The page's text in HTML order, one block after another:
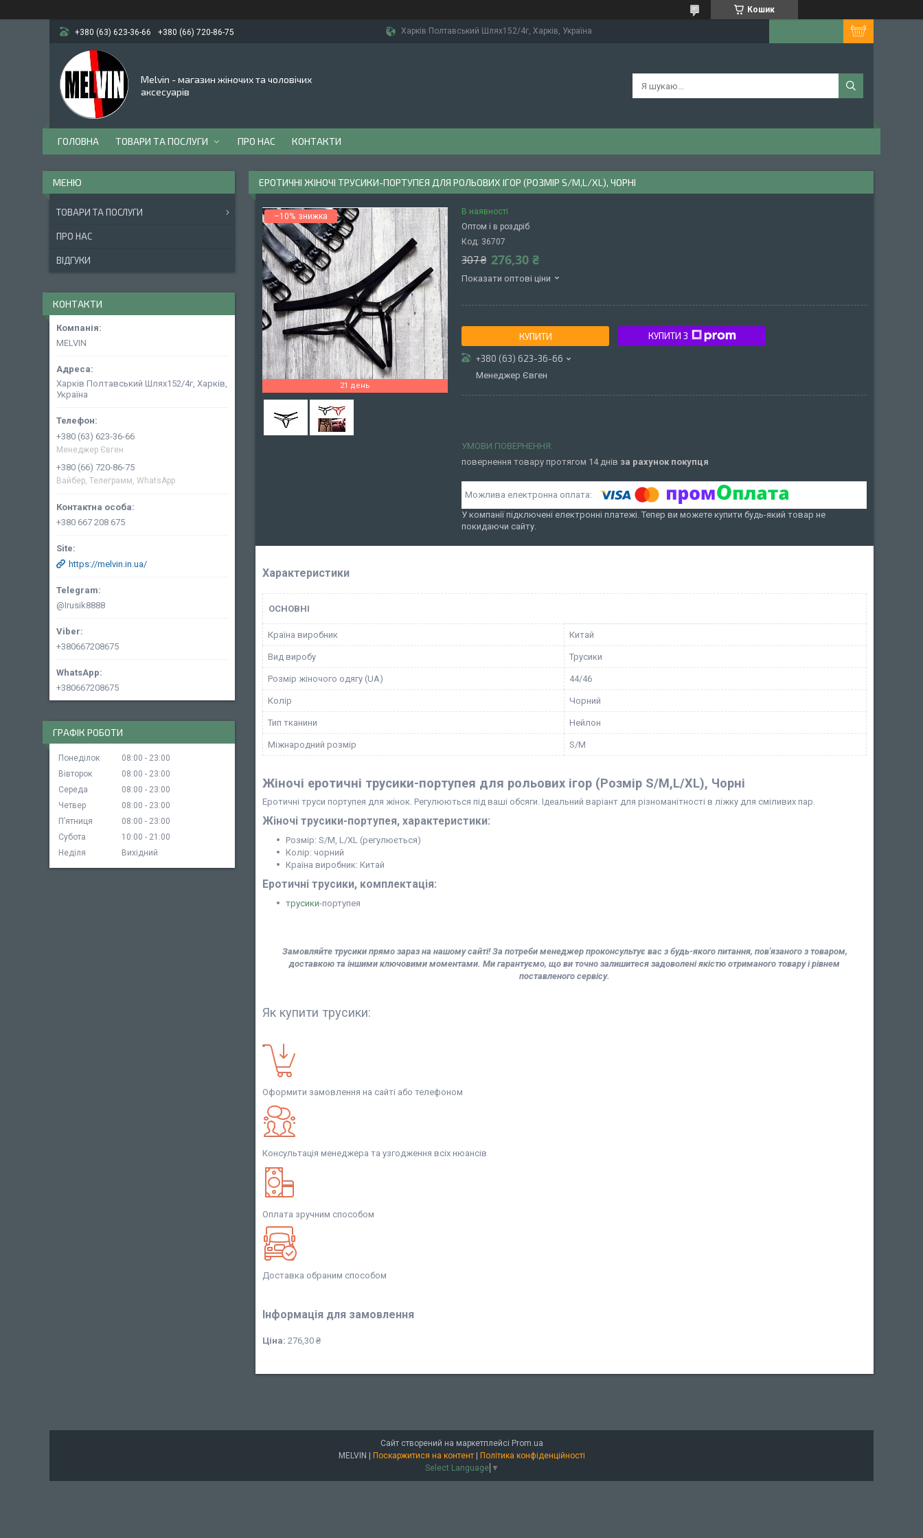
Кошик
+380 (63) 623-36-66 +380 (66) 720-86-75 Харків Полтавський Шлях152/4г, Харків, Україна
Melvin - магазин жіночих та чоловічих
аксесуарів
ГОЛОВНА ТОВАРИ ТА ПОСЛУГИ ПРО НАС КОНТАКТИ
ЕРОТИЧНІ ЖІНОЧІ ТРУСИКИ-ПОРТУПЕЯ ДЛЯ РОЛЬОВИХ ІГОР (РОЗМІР S/M,L/XL), ЧОРНІ
–10%
21 день
В наявності
Оптом і в роздріб
Код: 36707
307 ₴ 276,30 ₴
Показати оптові ціни
КУПИТИ КУПИТИ З
+380 (63) 623-36-66
Менеджер Євген
повернення товару протягом 14 днів за рахунок покупця
У компанії підключені електронні платежі. Тепер ви можете купити будь-який товар не
покидаючи сайту.
Характеристики
ОСНОВНІ
Країна виробник Китай
Вид виробу Трусики
Розмір жіночого одягу (UA) 44/46
Колір Чорний
Тип тканини Нейлон
Міжнародний розмір S/M
Жіночі еротичні трусики-портупея для рольових ігор (Розмір S/M,L/XL), Чорні
Еротичні труси портупея для жінок. Регулюються під ваші обсяги. Ідеальний варіант для різноманітності в ліжку для сміливих пар.
Жіночі трусики-портупея, характеристики:
Розмір: S/M, L/XL (регулюється)
Колір: чорний
Країна виробник: Китай
Еротичні трусики, комплектація:
трусики-портупея
Замовляйте трусики прямо зараз на нашому сайті! За потреби менеджер проконсультує вас з будь-якого питання, пов'язаного з товаром,
доставкою та іншими ключовими моментами. Ми гарантуємо, що ви точно залишитеся задоволені якістю отриманого товару і рівнем
поставленого сервісу.
Як купити трусики:
Оформити замовлення на сайті або телефоном
Консультація менеджера та узгодження всіх нюансів
Оплата зручним способом
Доставка обраним способом
Інформація для замовлення
Ціна: 276,30 ₴
ТОВАРИ ТА ПОСЛУГИ
ПРО НАС
ВІДГУКИ
КОНТАКТИ
MELVIN
Харків Полтавський Шлях152/4г, Харків,
Україна
+380 (63) 623-36-66
Менеджер Євген
+380 (66) 720-86-75
Вайбер, Телеграмм, WhatsApp
+380 667 208 675
https://melvin.in.ua/
@Irusik8888
+380667208675
+380667208675
ГРАФІК РОБОТИ
Понеділок 08:00
23:00
Вівторок
08:00
23:00
Середа
08:00
23:00
Четвер
08:00
23:00
Пʼятниця
08:00
23:00
Субота
10:00
21:00
Неділя
Вихідний
Сайт створений на маркетплейсі Prom.ua
MELVIN | Поскаржитися на контент | Політика конфіденційності
Select Language ▼